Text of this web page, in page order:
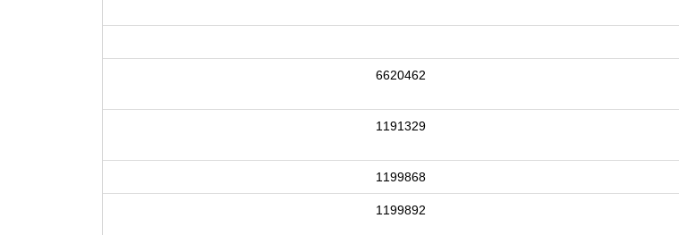
6620462
1191329
1199868
1199892